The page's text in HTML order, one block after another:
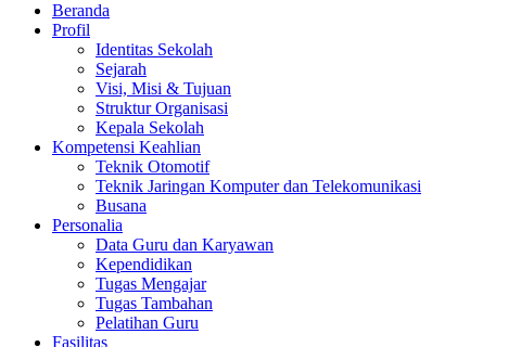
Beranda
Profil
Identitas Sekolah
Sejarah
Visi, Misi & Tujuan
Struktur Organisasi
Kepala Sekolah
Kompetensi Keahlian
Teknik Otomotif
Teknik Jaringan Komputer dan Telekomunikasi
Busana
Personalia
Data Guru dan Karyawan
Kependidikan
Tugas Mengajar
Tugas Tambahan
Pelatihan Guru
Fasilitas